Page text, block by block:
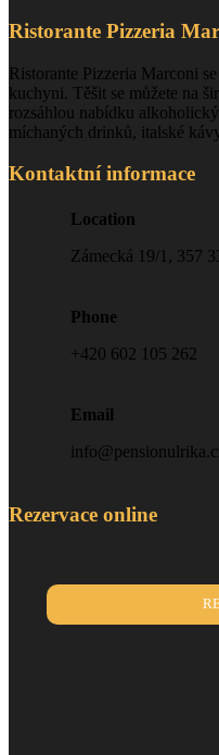
Ristorante Pizzeria
Ristorante Pizzeria Marconi
kuchyni. Těšit se můžete na
rozsáhlou nabídku
míchaných drinků, italské
Kontaktní informace
Location
Zámecká 19/1, 357
Phone
+420 602 105 262
Email
Rezervace online